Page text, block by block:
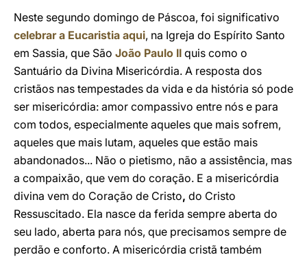
Neste segundo domingo de Páscoa, foi significativo
celebrar a Eucaristia aqui, na Igreja do Espírito Santo
em Sassia, que São João Paulo II quis como o
Santuário da Divina Misericórdia. A resposta dos
cristãos nas tempestades da vida e da história só pode
ser misericórdia: amor compassivo entre nós e para
com todos, especialmente aqueles que mais sofrem,
aqueles que mais lutam, aqueles que estão mais
abandonados... Não o pietismo, não a assistência, mas
a compaixão, que vem do coração. E a misericórdia
divina vem do Coração de Cristo, do Cristo
Ressuscitado. Ela nasce da ferida sempre aberta do
seu lado, aberta para nós, que precisamos sempre de
perdão e conforto. A misericórdia cristã também